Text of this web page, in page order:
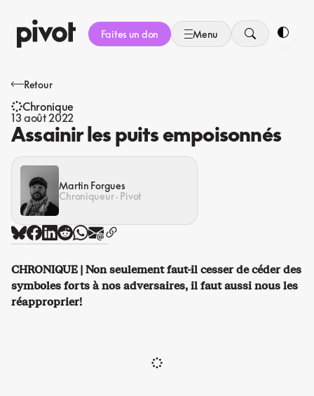
au
contenu
Faites un don Menu
Retour
Chronique
13 août 2022
Assainir les puits empoisonnés
Martin Forgues
Chroniqueur · Pivot
CHRONIQUE | Non seulement faut-il cesser de céder des
symboles forts à nos adversaires, il faut aussi nous les
réapproprier!